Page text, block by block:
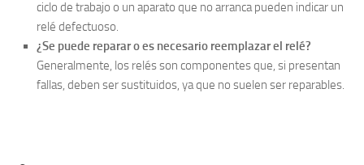
ciclo de trabajo o un aparato que no arranca pueden indicar un
relé defectuoso.
¿Se puede reparar o es necesario reemplazar el relé?
Generalmente, los relés son componentes que, si presentan
fallas, deben ser sustituidos, ya que no suelen ser reparables.